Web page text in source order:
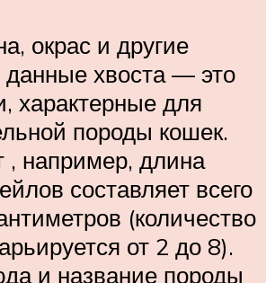
окрас и другие
хвоста — это
характерные для
породы кошек.
, например, длина
составляет всего
(количество
от 2 до 8).
и название породы